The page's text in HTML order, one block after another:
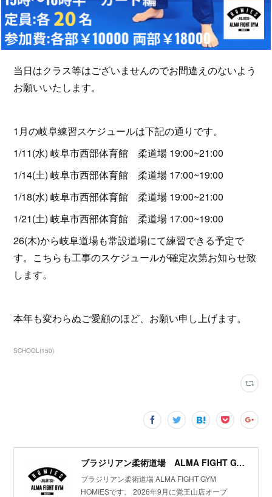
当日はクラス等はございませんのでお間違えのないよう
お願いいたします。
1月の岐阜練習スケジュールは下記の通りです。
1/11(水) 岐阜市西部体育館 柔道場 19:00~21:00
1/14(土) 岐阜市西部体育館 柔道場 17:00~19:00
1/18(水) 岐阜市西部体育館 柔道場 19:00~21:00
1/21(土) 岐阜市西部体育館 柔道場 17:00~19:00
26(木)から岐阜道場も常設道場にて練習できる予定で
す。こちらも工事のスケジュールが確定次第お知らせ致
します。
本年も変わらぬご愛顧のほど、お願い申し上げます。
SCHOOL(150)
ブラジリアン柔術道場 ALMA FIGHT GYM HOMIES(ホーミーズ)
ブラジリアン柔術道場 ALMA FIGHT GYM
HOMIESです。 2026年9月に覚王山店オープ